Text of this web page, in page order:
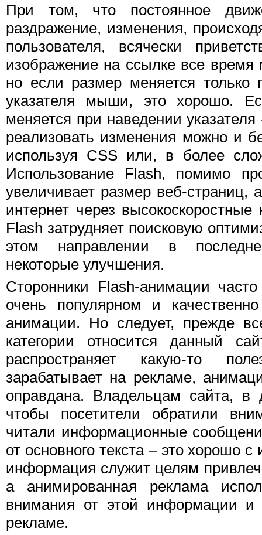
При том, что постоянное
раздражение, изменения,
пользователя, всячески
изображение на ссылке все время
но если размер меняется только
указателя мыши, это хорошо.
меняется при наведении
реализовать изменения можно и
используя CSS или, в более
Использование Flash, помимо
увеличивает размер веб-страниц,
интернет через
Flash затрудняет поисковую
этом направлении в
некоторые улучшения.
Сторонники Flash-анимации
очень популярном и
анимации. Но следует, прежде
категории относится данный
распространяет какую-то
зарабатывает на рекламе,
оправдана. Владельцам сайта, в
чтобы посетители обратили
читали информационные
от основного текста – это хорошо
информация служит целям
а анимированная реклама
внимания от этой информации и
рекламе.